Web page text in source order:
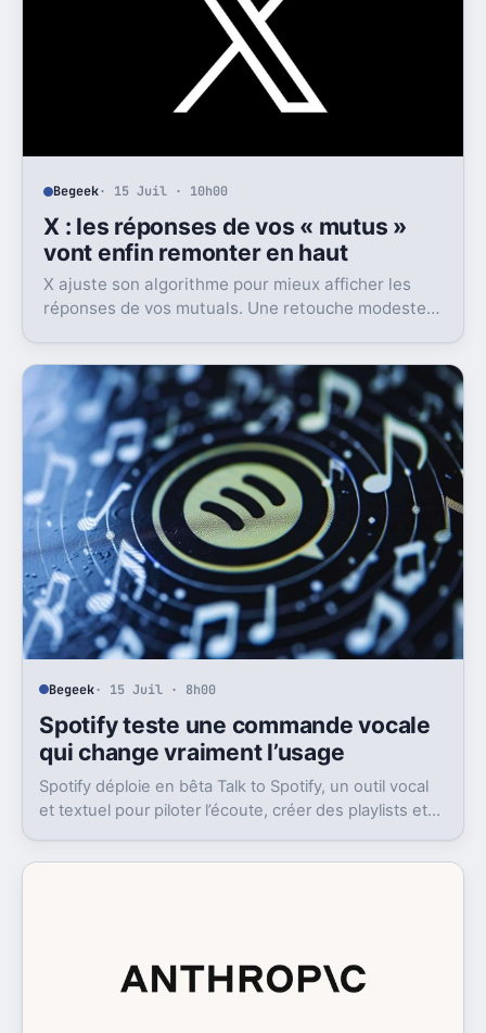
Begeek· 15 Juil · 10h00
X : les réponses de vos « mutus »
vont enfin remonter en haut
X ajuste son algorithme pour mieux afficher les
réponses de vos mutuals. Une retouche modeste
Begeek· 15 Juil · 8h00
Spotify teste une commande vocale
qui change vraiment l’usage
Spotify déploie en bêta Talk to Spotify, un outil vocal
et textuel pour piloter l’écoute, créer des playlists et